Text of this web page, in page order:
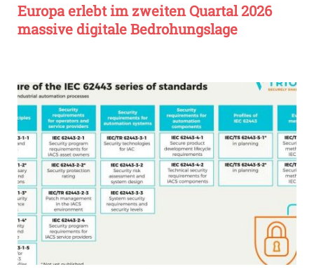
Europa erlebt im zweiten Quartal 2026
massive digitale Bedrohungslage